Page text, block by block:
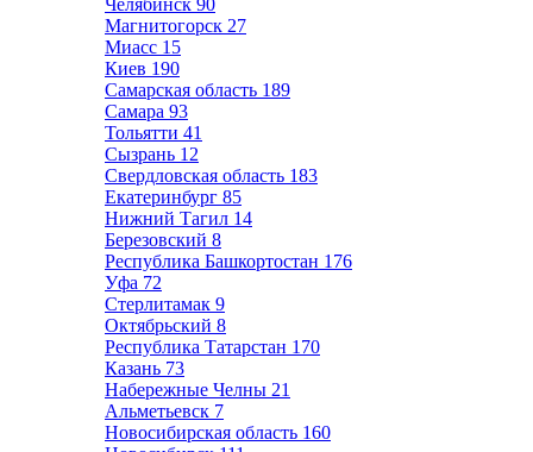
Челябинск 90
Магнитогорск 27
Миасс 15
Киев 190
Самарская область 189
Самара 93
Тольятти 41
Сызрань 12
Свердловская область 183
Екатеринбург 85
Нижний Тагил 14
Березовский 8
Республика Башкортостан 176
Уфа 72
Стерлитамак 9
Октябрьский 8
Республика Татарстан 170
Казань 73
Набережные Челны 21
Альметьевск 7
Новосибирская область 160